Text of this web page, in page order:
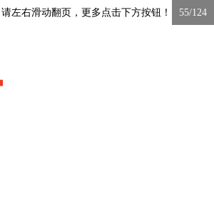
请左右滑动翻页，更多点击下方按钮！ 55/124